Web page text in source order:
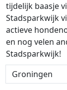
tijdelijk baasje
Stadsparkwijk
actieve
en nog velen
Stadsparkwijk!